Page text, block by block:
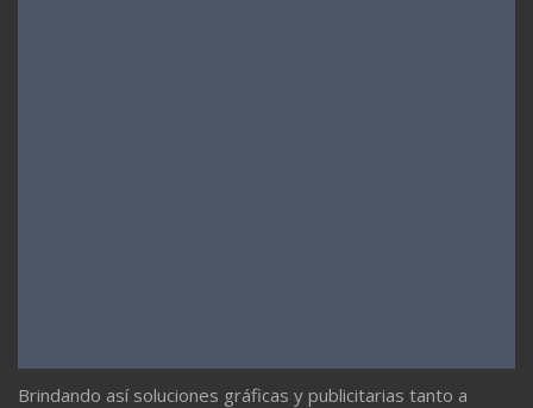
Brindando así soluciones gráficas y publicitarias tanto a